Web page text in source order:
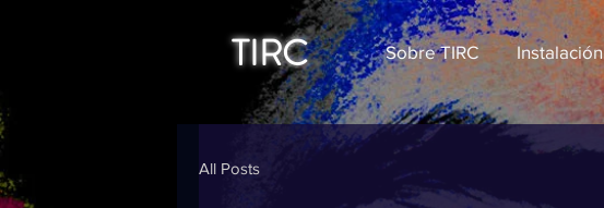
TIRC Sobre TIRC Instalación
All Posts